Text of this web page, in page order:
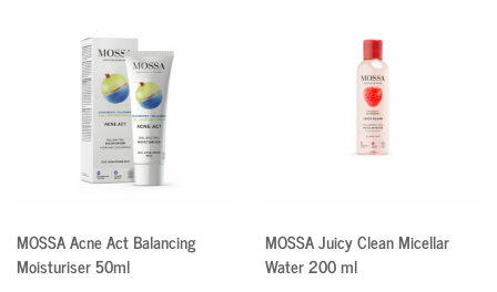
MOSSA Acne Act Balancing
Moisturiser 50ml
MOSSA Juicy Clean Micellar
Water 200 ml